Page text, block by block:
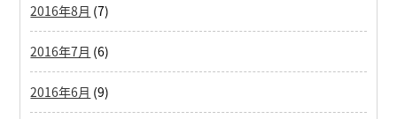
2016年8月 (7)
2016年7月 (6)
2016年6月 (9)